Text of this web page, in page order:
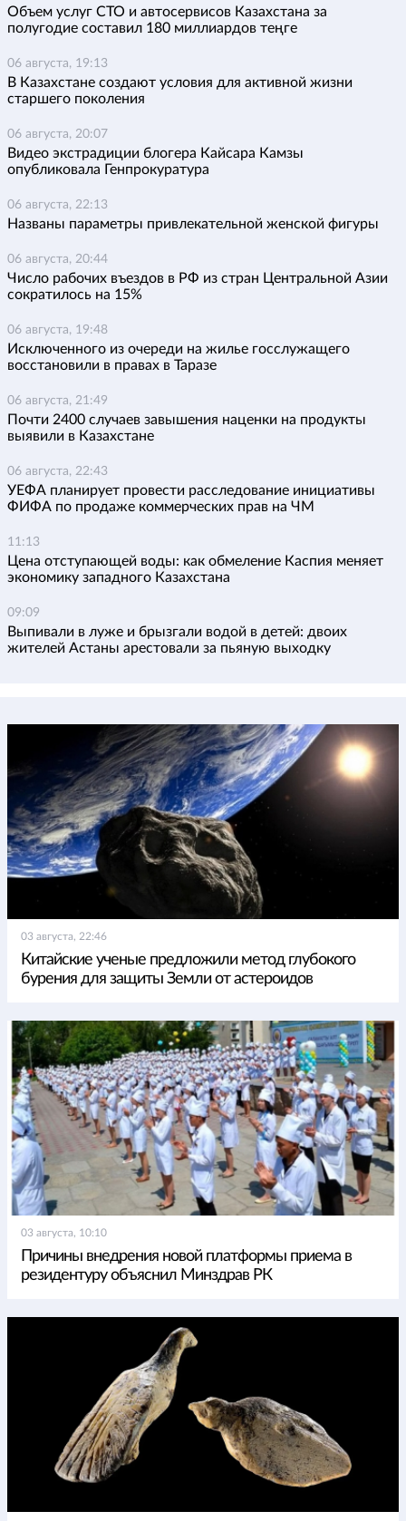
Объем услуг СТО и автосервисов Казахстана за
полугодие составил 180 миллиардов теңге
06 августа, 19:13
В Казахстане создают условия для активной жизни
старшего поколения
06 августа, 20:07
Видео экстрадиции блогера Кайсара Камзы
опубликовала Генпрокуратура
06 августа, 22:13
Названы параметры привлекательной женской фигуры
06 августа, 20:44
Число рабочих въездов в РФ из стран Центральной Азии
сократилось на 15%
06 августа, 19:48
Исключенного из очереди на жилье госслужащего
восстановили в правах в Таразе
06 августа, 21:49
Почти 2400 случаев завышения наценки на продукты
выявили в Казахстане
06 августа, 22:43
УЕФА планирует провести расследование инициативы
ФИФА по продаже коммерческих прав на ЧМ
11:13
Цена отступающей воды: как обмеление Каспия меняет
экономику западного Казахстана
09:09
Выпивали в луже и брызгали водой в детей: двоих
жителей Астаны арестовали за пьяную выходку
03 августа, 22:46
Китайские ученые предложили метод глубокого
бурения для защиты Земли от астероидов
03 августа, 10:10
Причины внедрения новой платформы приема в
резидентуру объяснил Минздрав РК